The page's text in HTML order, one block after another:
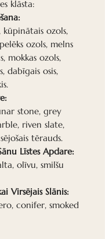
klāsta:
kūpinātais ozols,
ozols, melns
mokkas ozols,
dabīgais osis,
stone, grey
riven slate,
tērauds.
Līstes Apdare:
olīvu, smilšu
Virsējais Slānis:
conifer, smoked